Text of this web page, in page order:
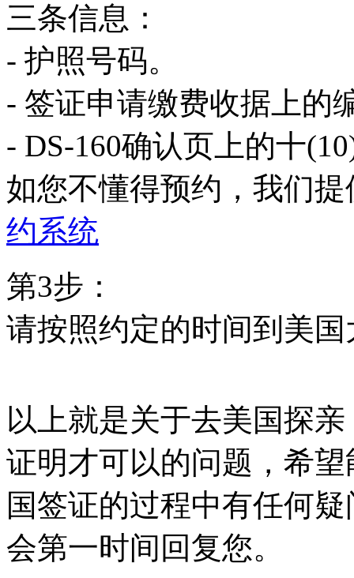
三条信息：
- 护照号码。
- 签证申请缴费收据上的
- DS-160确认页上的十
如您不懂得预约，我们
约系统
第3步：
请按照约定的时间到美
以上就是关于去美国探
证明才可以的问题，希
国签证的过程中有任何
会第一时间回复您。